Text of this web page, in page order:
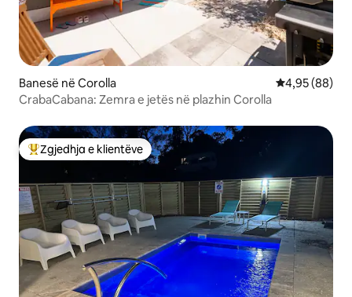
Banesë në Corolla Vlerësimi
4,95 (88)
CrabaCabana: Zemra e jetës në plazhin Corolla
Më të mirat e zgjedhjeve të klientëve
Zgjedhja e klientëve